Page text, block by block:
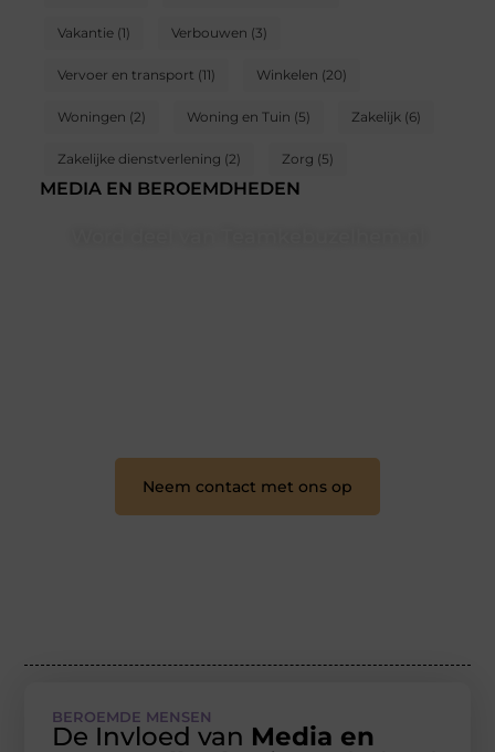
Vakantie(1) Verbouwen (3)
Vervoer en transport (11) Winkelen (20)
Woningen (2) Woning en Tuin (5) Zakelijk (6)
Zakelijke dienstverlening (2) Zorg (5)
MEDIA EN BEROEMDHEDEN
Neem contact met ons op
BEROEMDE MENSEN
De Invloed van Media en